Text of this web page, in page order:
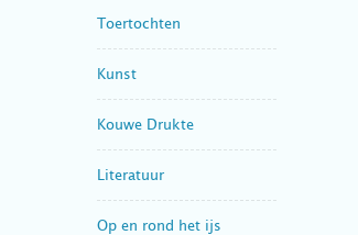
Toertochten
Kunst
Kouwe Drukte
Literatuur
Op en rond het ijs